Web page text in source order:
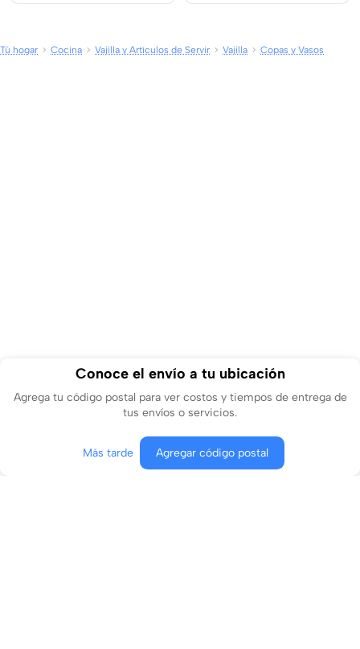
Conoce el envío a tu ubicación
Agrega tu código postal para ver costos y tiempos de entrega de
tus envíos o servicios.
Más tarde Agregar código postal
Agregar al carrito Comprar ahora
Tú hogar Cocina Vajilla y Artículos de Servir Vajilla Copas y Vasos